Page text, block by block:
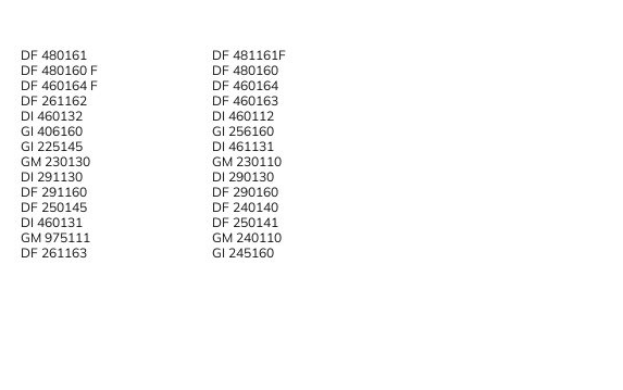
DF 480161
DF 481161F
DF 480160 F
DF 480160
DF 460164 F
DF 460164
DF 261162
DF 460163
DI 460132
DI 460112
GI 406160
GI 256160
GI 225145
DI 461131
GM 230130
GM 230110
DI 291130
DI 290130
DF 291160
DF 290160
DF 250145
DF 240140
DI 460131
DF 250141
GM 975111
GM 240110
DF 261163 GI 245160